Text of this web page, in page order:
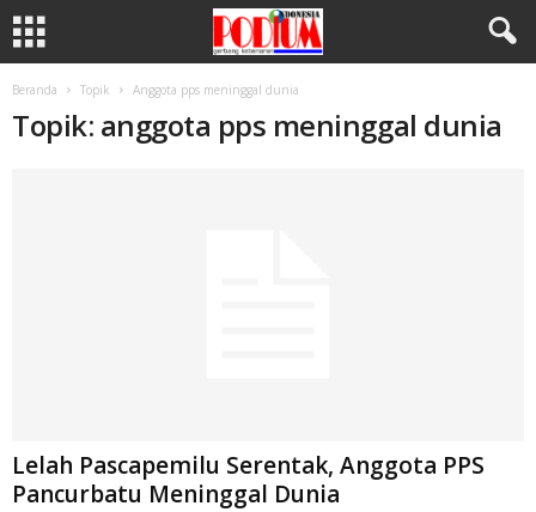
Beranda Topik Anggota pps meninggal dunia
Topik: anggota pps meninggal dunia
Lelah Pascapemilu Serentak, Anggota PPS
Pancurbatu Meninggal Dunia